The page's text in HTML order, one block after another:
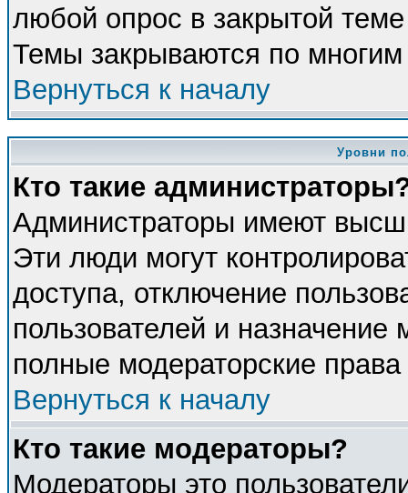
любой опрос в закрытой
Темы закрываются по
Вернуться к началу
Уровни
Кто такие
Администраторы имеют
Эти люди могут
доступа, отключение
пользователей и
полные модераторские
Вернуться к началу
Кто такие модераторы?
Модераторы это